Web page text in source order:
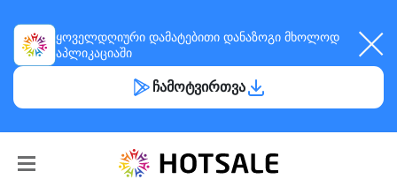
ყოველდღიური დამატებითი დანაზოგი მხოლოდ
აპლიკაციაში
ჩამოტვირთვა